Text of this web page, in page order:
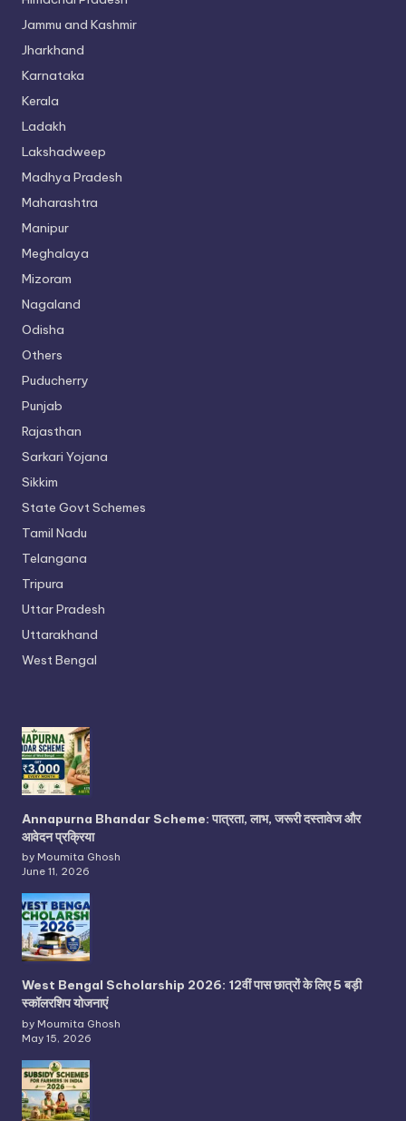
Jammu and Kashmir
Jharkhand
Karnataka
Kerala
Ladakh
Lakshadweep
Madhya Pradesh
Maharashtra
Manipur
Meghalaya
Mizoram
Nagaland
Odisha
Others
Puducherry
Punjab
Rajasthan
Sarkari Yojana
Sikkim
State Govt Schemes
Tamil Nadu
Telangana
Tripura
Uttar Pradesh
Uttarakhand
West Bengal
Annapurna Bhandar Scheme: पात्रता, लाभ, जरूरी दस्तावेज और
आवेदन प्रक्रिया
by Moumita Ghosh
June 11, 2026
West Bengal Scholarship 2026: 12वीं पास छात्रों के लिए 5 बड़ी
स्कॉलरशिप योजनाएं
by Moumita Ghosh
May 15, 2026